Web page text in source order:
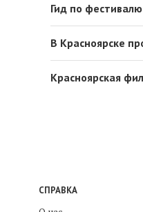
Гид по
В Красноярске
Красноярская
СПРАВКА